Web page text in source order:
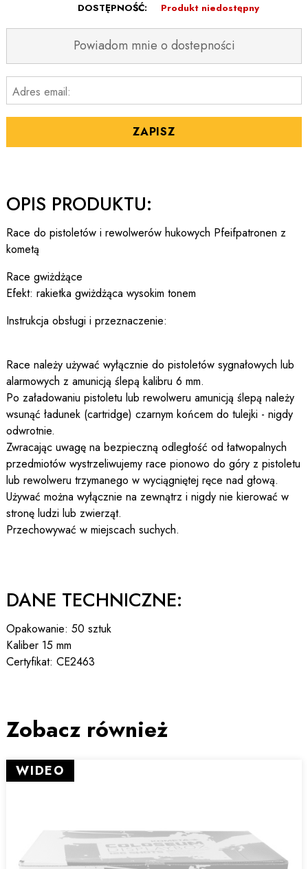
DOSTĘPNOŚĆ:
Produkt niedostępny
Powiadom mnie o dostepności
Adres email:
ZAPISZ
OPIS PRODUKTU:
Race do pistoletów i rewolwerów hukowych Pfeifpatronen z
kometą
Race gwiżdżące
Efekt: rakietka gwiżdżąca wysokim tonem
Instrukcja obsługi i przeznaczenie:
Race należy używać wyłącznie do pistoletów sygnałowych lub
alarmowych z amunicją ślepą kalibru 6 mm.
Po załadowaniu pistoletu lub rewolweru amunicją ślepą należy
wsunąć ładunek (cartridge) czarnym końcem do tulejki - nigdy
odwrotnie.
Zwracając uwagę na bezpieczną odległość od łatwopalnych
przedmiotów wystrzeliwujemy race pionowo do góry z pistoletu
lub rewolweru trzymanego w wyciągniętej ręce nad głową.
Używać można wyłącznie na zewnątrz i nigdy nie kierować w
stronę ludzi lub zwierząt.
Przechowywać w miejscach suchych.
DANE TECHNICZNE:
Opakowanie: 50 sztuk
Kaliber 15 mm
Certyfikat: CE2463
Zobacz również
WIDEO